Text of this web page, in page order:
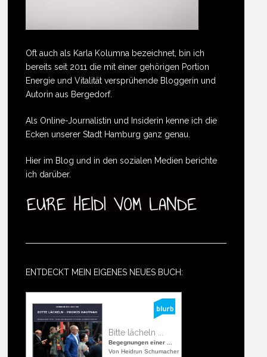
Oft auch als Karla Kolumna bezeichnet, bin ich
bereits seit 2011 die mit einer gehörigen Portion
Energie und Vitalität versprühende Bloggerin und
Autorin aus Bergedorf.
Als Online-Journalistin und Insiderin kenne ich die
Ecken unserer Stadt Hamburg ganz genau.
Hier im Blog und in den sozialen Medien berichte
ich darüber.
ENTDECKT MEIN EIGENES NEUES BUCH:
Bitte lächeln ...
Begegnungen einer ...
Von Heidrun Schumacher